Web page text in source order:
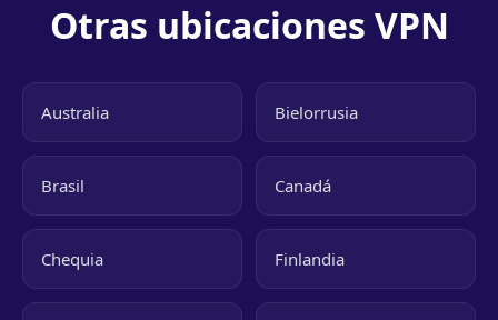
Otras ubicaciones VPN
Australia Bielorrusia
Brasil Canadá
Chequia Finlandia